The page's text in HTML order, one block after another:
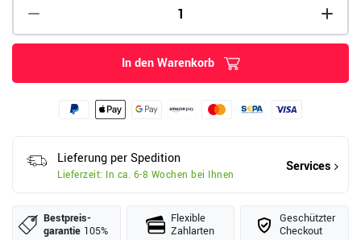
In den Warenkorb
Lieferung per Spedition
Lieferzeit: In ca. 6-8 Wochen bei Ihnen
Services
Bestpreis­
garantie 105%
Flexible
Zahlarten
Geschützter
Checkout